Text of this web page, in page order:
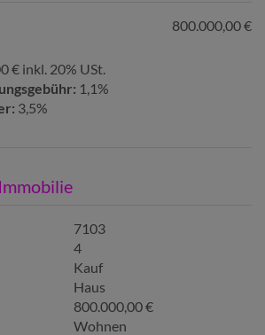
800.000,00 €
€ inkl. 20% USt.
1,1%
3,5%
7103
4
Kauf
Haus
800.000,00 €
Wohnen